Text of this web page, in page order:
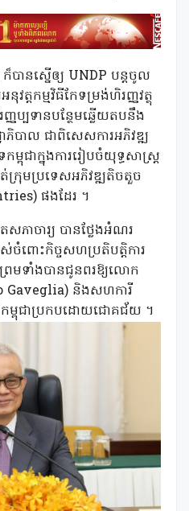
បានស្នើឲ្យ UNDP បន្តចូល
វត្តកម្មវិធីកែទម្រង់ហិរញ្ញវត្ថុ
ប្បទានបន្ថែមឆ្លើយតបនឹង
ាភិបាល ជាពិសេសការអភិវឌ្ឍ
ម្ពុជាក្នុងការរៀបចំយុទ្ធសាស្រ្ត
ក្រុមប្រទេសអភិវឌ្ឍតិចតួច
ផងដែរ ។
ភាចារ្យ បានថ្លែងអំណរ
ស់ចំពោះកិច្ចសហប្រតិបត្តិការ
រមទាំងបានជូនពរឱ្យលោក
Gaveglia) និងសហការី
ម្ពុជាប្រកបដោយជោគជ័យ ។